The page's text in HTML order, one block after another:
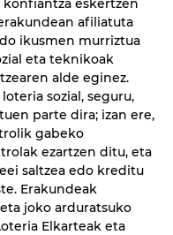
eskertzen
afiliatuta
ikusmen murriztua
eta teknikoak
alde eginez.
sozial, seguru,
parte dira; izan ere,
gabeko
ezartzen ditu, eta
saltzea edo kreditu
Erakundeak
joko arduratsuko
Elkarteak eta